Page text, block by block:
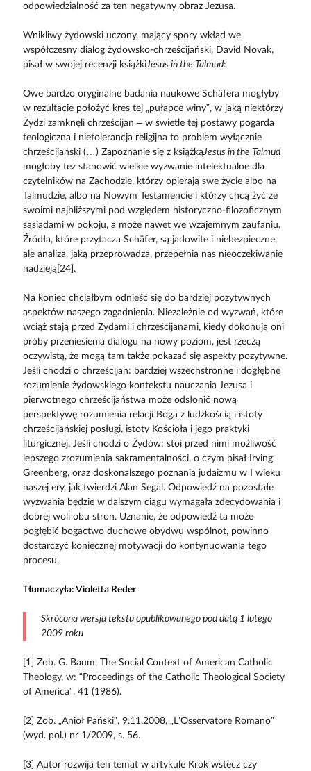
odpowiedzialność za ten negatywny obraz Jezusa.
Wnikliwy żydowski uczony, mający spory wkład we
współczesny dialog żydowsko-chrześcijański, David Novak,
pisał w swojej recenzji książkiJesus in the Talmud:
Owe bardzo oryginalne badania naukowe Schäfera mogłyby
w rezultacie położyć kres tej „pułapce winy”, w jaką niektórzy
Żydzi zamknęli chrześcijan – w świetle tej postawy pogarda
teologiczna i nietolerancja religijna to problem wyłącznie
chrześcijański (…) Zapoznanie się z książkąJesus in the Talmud
mogłoby też stanowić wielkie wyzwanie intelektualne dla
czytelników na Zachodzie, którzy opierają swe życie albo na
Talmudzie, albo na Nowym Testamencie i którzy chcą żyć ze
swoimi najbliższymi pod względem historyczno-filozoficznym
sąsiadami w pokoju, a może nawet we wzajemnym zaufaniu.
Źródła, które przytacza Schäfer, są jadowite i niebezpieczne,
ale analiza, jaką przeprowadza, przepełnia nas nieoczekiwanie
nadzieją[24].
Na koniec chciałbym odnieść się do bardziej pozytywnych
aspektów naszego zagadnienia. Niezależnie od wyzwań, które
wciąż stają przed Żydami i chrześcijanami, kiedy dokonują oni
próby przeniesienia dialogu na nowy poziom, jest rzeczą
oczywistą, że mogą tam także pokazać się aspekty pozytywne.
Jeśli chodzi o chrześcijan: bardziej wszechstronne i dogłębne
rozumienie żydowskiego kontekstu nauczania Jezusa i
pierwotnego chrześcijaństwa może odsłonić nową
perspektywę rozumienia relacji Boga z ludzkością i istoty
chrześcijańskiej posługi, istoty Kościoła i jego praktyki
liturgicznej. Jeśli chodzi o Żydów: stoi przed nimi możliwość
lepszego zrozumienia sakramentalności, o czym pisał Irving
Greenberg, oraz doskonalszego poznania judaizmu w I wieku
naszej ery, jak twierdzi Alan Segal. Odpowiedź na pozostałe
wyzwania będzie w dalszym ciągu wymagała zdecydowania i
dobrej woli obu stron. Uznanie, że odpowiedź ta może
pogłębić bogactwo duchowe obydwu wspólnot, powinno
dostarczyć koniecznej motywacji do kontynuowania tego
procesu.
Tłumaczyła: Violetta Reder
Skrócona wersja tekstu opublikowanego pod datą 1 lutego
2009 roku
[1] Zob. G. Baum, The Social Context of American Catholic
Theology, w: “Proceedings of the Catholic Theological Society
of America”, 41 (1986).
[2] Zob. „Anioł Pański”, 9.11.2008, „L’Osservatore Romano”
(wyd. pol.) nr 1/2009, s. 56.
[3] Autor rozwija ten temat w artykule Krok wstecz czy